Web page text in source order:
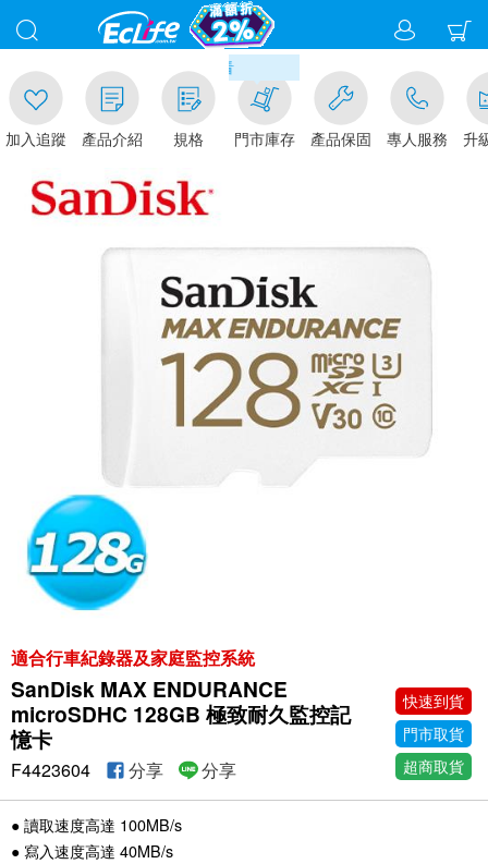
加入追蹤 產品介紹 規格
滿千元門市取貨現折1%(部分
門市庫存 產品保固 專人服務 升
適合行車紀錄器及家庭監控系統
SanDisk MAX ENDURANCE
microSDHC 128GB 極致耐久監控記
憶卡
快速到貨
門市取貨
超商取貨
F4423604 分享 分享
● 讀取速度高達 100MB/s
● 寫入速度高達 40MB/s